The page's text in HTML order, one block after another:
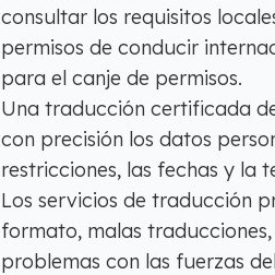
consultar los requisitos
permisos de conducir
para el canje de permisos.
Una traducción certificada
con precisión los datos
restricciones, las fechas y la
Los servicios de traducción
formato, malas
problemas con las fuerzas